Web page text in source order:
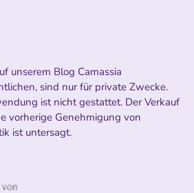
unserem Blog Camassia
sind nur für private Zwecke.
ist nicht gestattet. Der Verkauf
vorherige Genehmigung von
ist untersagt.